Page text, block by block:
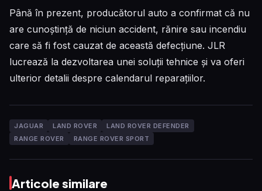
Până în prezent, producătorul auto a confirmat că nu
are cunoștință de niciun accident, rănire sau incendiu
care să fi fost cauzat de această defecțiune. JLR
lucrează la dezvoltarea unei soluții tehnice și va oferi
ulterior detalii despre calendarul reparațiilor.
JAGUAR LAND ROVER
LAND ROVER DEFENDER
RANGE ROVER
RANGE ROVER SPORT
Articole similare